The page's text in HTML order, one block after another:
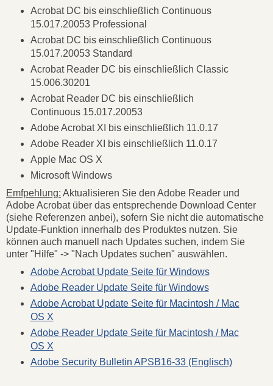
Acrobat DC bis einschließlich Continuous
15.017.20053 Professional
Acrobat DC bis einschließlich Continuous
15.017.20053 Standard
Acrobat Reader DC bis einschließlich Classic
15.006.30201
Acrobat Reader DC bis einschließlich
Continuous 15.017.20053
Adobe Acrobat XI bis einschließlich 11.0.17
Adobe Reader XI bis einschließlich 11.0.17
Apple Mac OS X
Microsoft Windows
Emfpehlung: Aktualisieren Sie den Adobe Reader und
Adobe Acrobat über das entsprechende Download Center
(siehe Referenzen anbei), sofern Sie nicht die automatische
Update-Funktion innerhalb des Produktes nutzen. Sie
können auch manuell nach Updates suchen, indem Sie
unter "Hilfe" -> "Nach Updates suchen" auswählen.
Adobe Acrobat Update Seite für Windows
Adobe Reader Update Seite für Windows
Adobe Acrobat Update Seite für Macintosh / Mac
OS X
Adobe Reader Update Seite für Macintosh / Mac
OS X
Adobe Security Bulletin APSB16-33 (Englisch)